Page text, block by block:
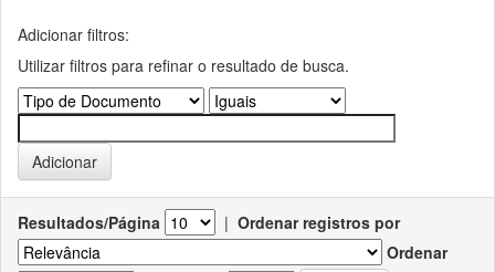
Adicionar filtros:
Utilizar filtros para refinar o resultado de busca.
Resultados/Página | Ordenar registros por
Ordenar